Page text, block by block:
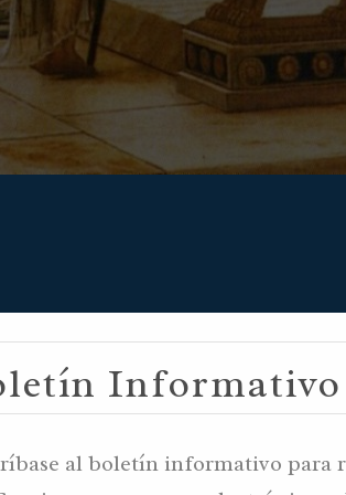
Informativo
al boletín informativo para